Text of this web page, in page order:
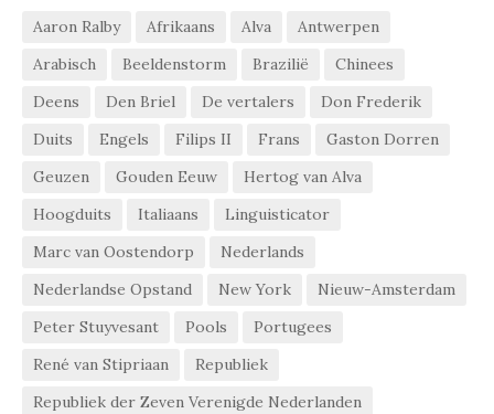
Aaron Ralby Afrikaans Alva
Antwerpen
Arabisch
Beeldenstorm Brazilië
Chinees
Deens
Den Briel De vertalers
Don Frederik
Duits
Engels Filips II Frans
Gaston Dorren
Geuzen
Gouden Eeuw
Hertog van Alva
Hoogduits
Italiaans
Linguisticator
Marc van Oostendorp
Nederlands
Nederlandse Opstand
New York
Nieuw-Amsterdam
Peter Stuyvesant
Pools
Portugees
René van Stipriaan
Republiek
Republiek der Zeven Verenigde Nederlanden